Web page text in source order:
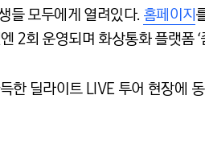
들 모두에게 열려있다. 홈페이지
2회 운영되며 화상통화 플랫폼
한 딜라이트 LIVE 투어 현장에